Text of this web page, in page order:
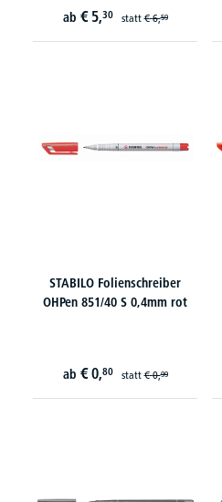
ab € 5,30 statt€ 6,59
STABILO Folienschreiber
OHPen 851/40 S 0,4mm rot
ab € 0,80 statt€ 0,99